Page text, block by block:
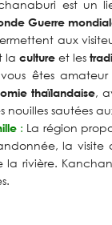
est un
Guerre
aux
la culture et les
êtes
thaïlandaise,
sautées
: La région
la visite
la rivière.